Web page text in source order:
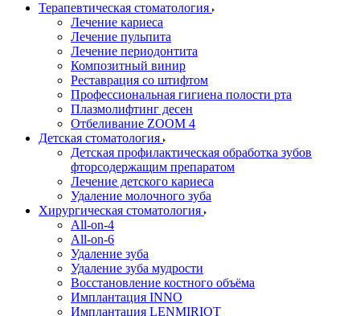
Терапевтическая стоматология
Лечение кариеса
Лечение пульпита
Лечение периодонтита
Композитный винир
Реставрация со штифтом
Профессиональная гигиена полости рта
Плазмолифтинг десен
Отбеливание ZOOM 4
Детская стоматология
Детская профилактическая обработка зубов
фторсодержащим препаратом
Лечение детского кариеса
Удаление молочного зуба
Хирургическая стоматология
All-on-4
All-on-6
Удаление зуба
Удаление зуба мудрости
Восстановление костного объёма
Имплантация INNO
Имплантация LENMIRIOT